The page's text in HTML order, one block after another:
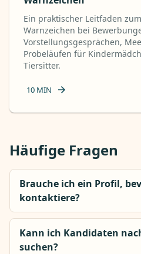
Ein praktischer Leitfaden
Warnzeichen bei
Vorstellungsgesprächen,
Probeläufen für
Tiersitter.
10 MIN
Häufige Fragen
Brauche ich ein Profil,
kontaktiere?
Kann ich Kandidaten
suchen?